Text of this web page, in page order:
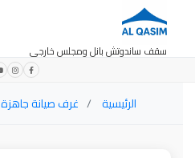
سقف ساندوتش بانل ومجلس خارجي
الرئيسية غرف صيانة جاهزة